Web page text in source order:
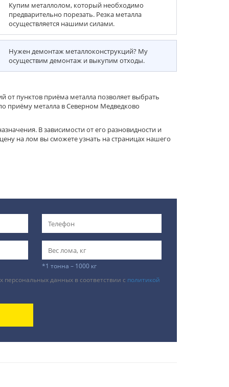
Купим металлолом, который необходимо
предварительно порезать. Резка металла
осуществляется нашими силами.
Нужен демонтаж металлоконструкций? Му
осуществим демонтаж и выкупим отходы.
от пунктов приёма металла позволяет выбрать
приёму металла в Северном Медведково
В зависимости от его разновидности и
на лом вы сможете узнать на страницах нашего
*1 тонна – 1000 кг
персональных данных в соответствии с политикой